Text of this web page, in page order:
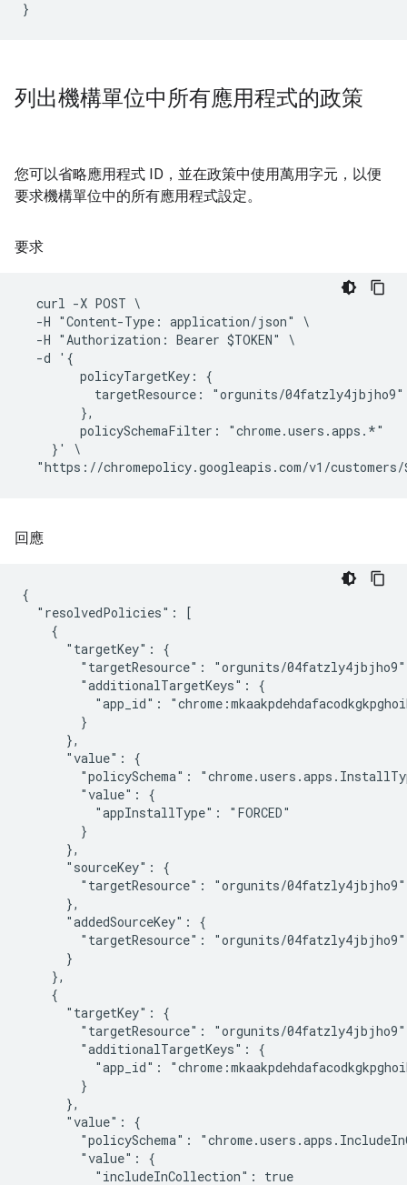
列出機構單位中所有應用程式的政策
您可以省略應用程式 ID，並在政策中使用萬用字元，以便
要求機構單位中的所有應用程式設定。
要求
  curl -X POST \
  -H "Content-Type: application/json" \
  -H "Authorization: Bearer $TOKEN" \
  -d '{
        policyTargetKey: {
          targetResource: "orgunits/04fatzly4jbjho9"
        },
        policySchemaFilter: "chrome.users.apps.*"
    }' \
回應
{
  "resolvedPolicies": [
    {
      "targetKey": {
"targetResource": "orgunits/
        "additionalTargetKeys": {
"app_id":
        }
      },
      "value": {
"policySchema":
        "value": {
          "appInstallType": "FORCED"
        }
      },
      "sourceKey": {
        "targetResource": "orgunits/04fatzly4jbjho9"
      },
      "addedSourceKey": {
        "targetResource": "orgunits/04fatzly4jbjho9"
      }
    },
    {
      "targetKey": {
"targetResource": "orgunits/
        "additionalTargetKeys": {
"app_id":
        }
      },
      "value": {
"policySchema":
        "value": {
          "includeInCollection": true